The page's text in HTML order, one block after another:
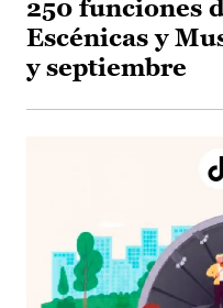
250 funciones
Escénicas y
y septiembre